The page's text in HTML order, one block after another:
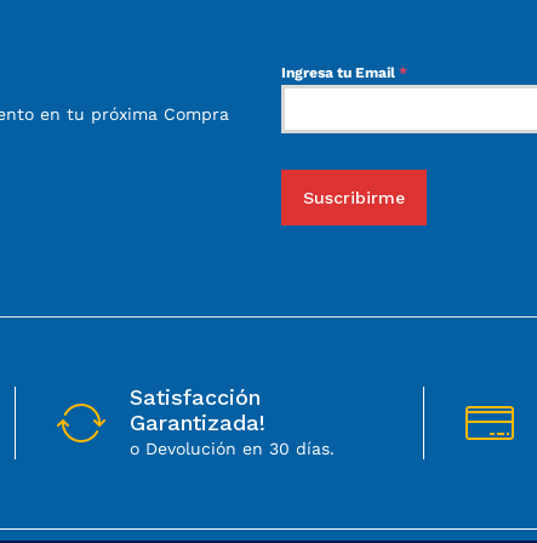
en tu próxima Compra
Ingresa tu Email *
Suscribirme
Satisfacción
Garantizada!
o Devolución en 30 días.